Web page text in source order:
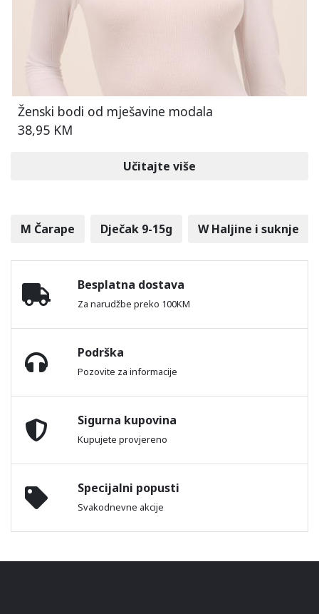
Ženski bodi od mješavine modala
38,95 KM
Učitajte više
M Čarape Dječak 9-15g W Haljine i suknje
Besplatna dostava
Za narudžbe preko 100KM
Podrška
Pozovite za informacije
Sigurna kupovina
Kupujete provjereno
Specijalni popusti
Svakodnevne akcije